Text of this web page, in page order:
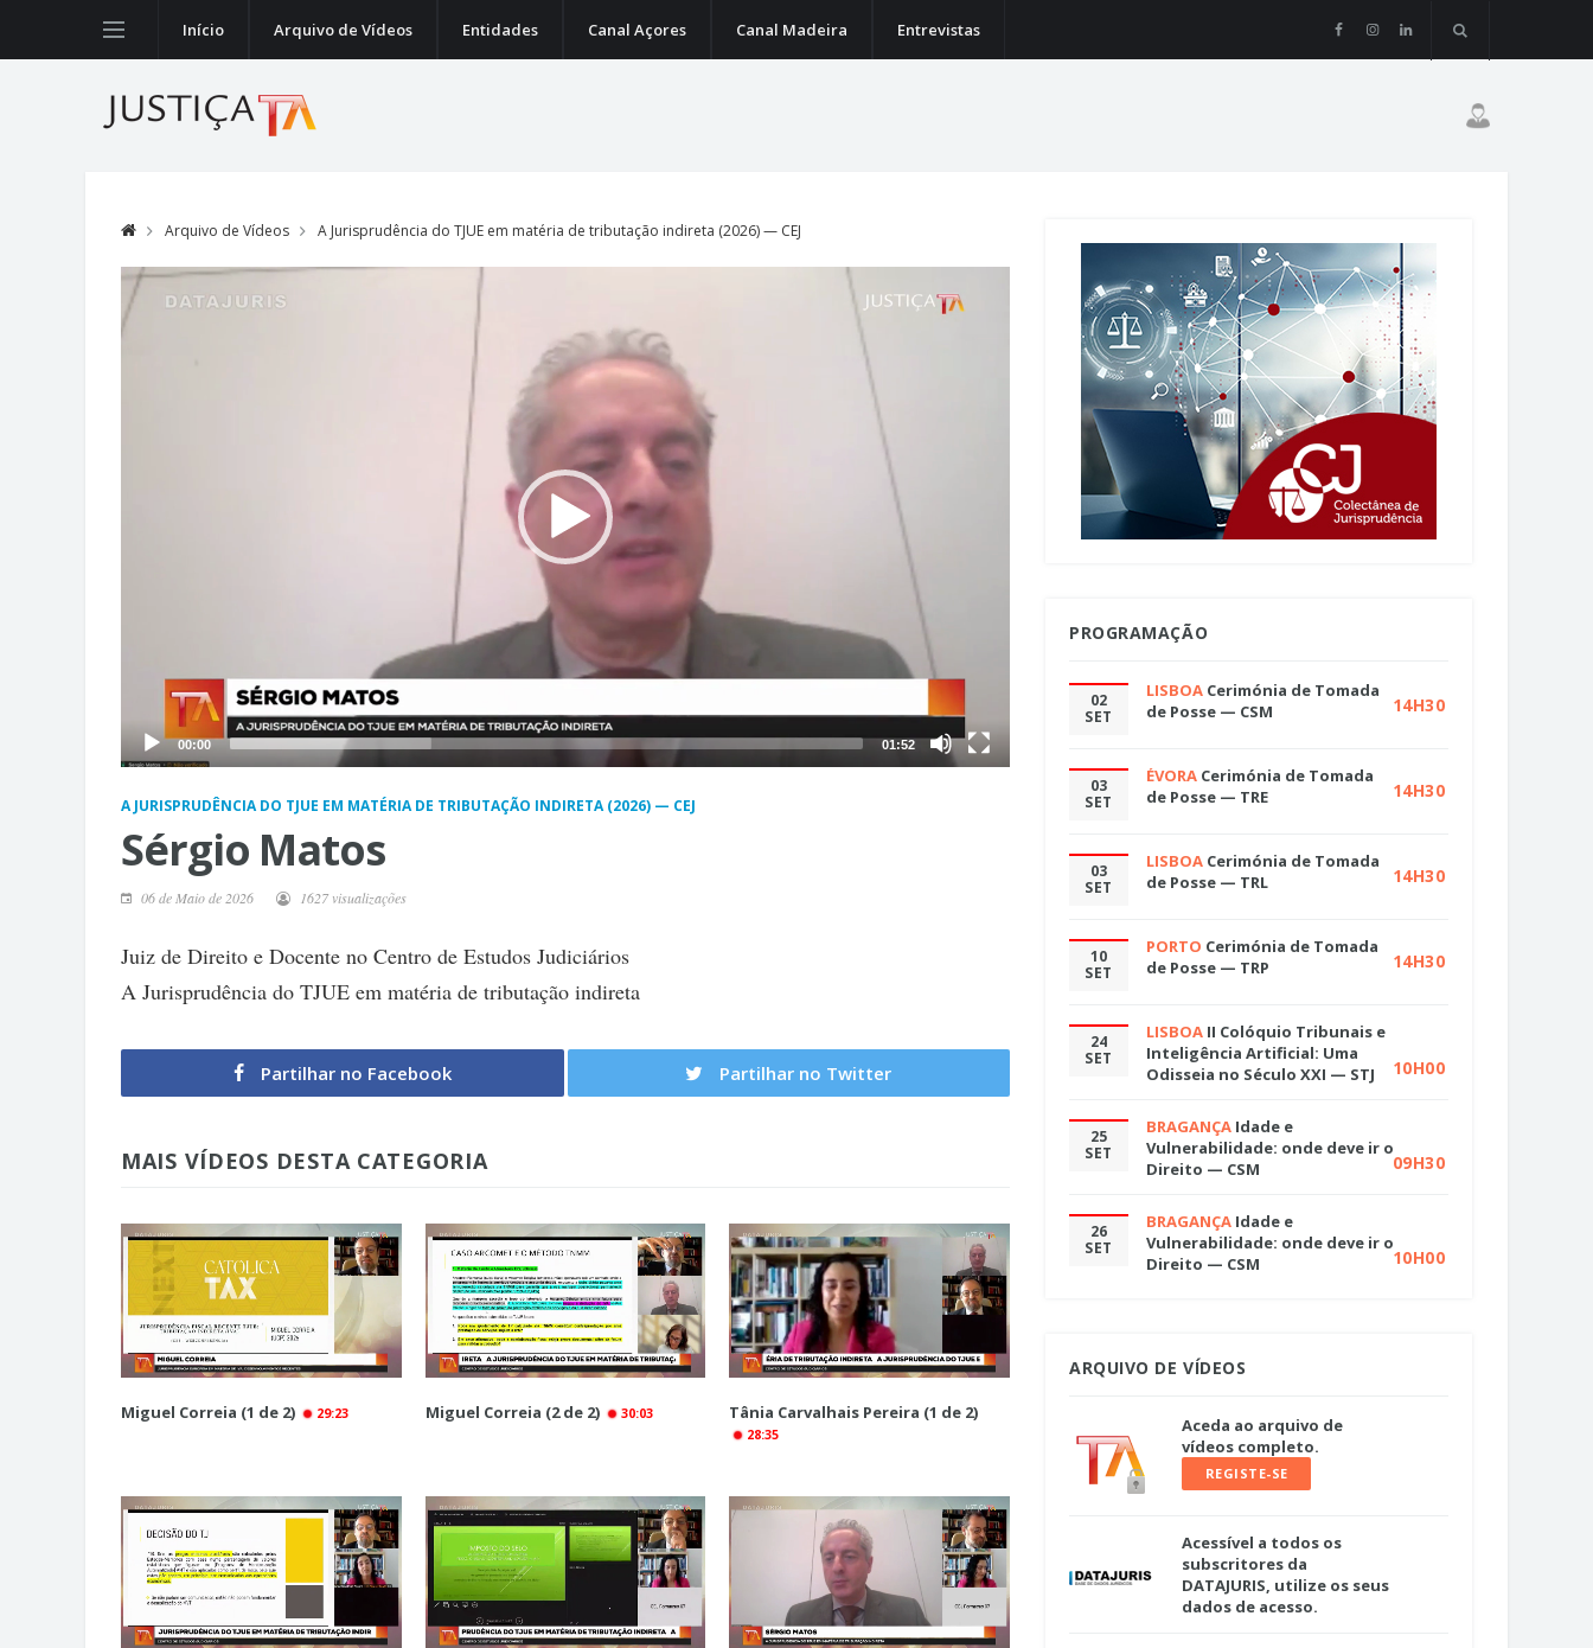
Início Arquivo de Vídeos Entidades Canal Açores Canal Madeira Entrevistas
Arquivo de Vídeos A Jurisprudência do TJUE em matéria de tributação indireta (2026) — CEJ
Video
Player
00:00 01:52
A JURISPRUDÊNCIA DO TJUE EM MATÉRIA DE TRIBUTAÇÃO INDIRETA (2026) — CEJ
Sérgio Matos
06 de Maio de 2026 1627 visualizações
Juiz de Direito e Docente no Centro de Estudos Judiciários
A Jurisprudência do TJUE em matéria de tributação indireta
Partilhar no Facebook Partilhar no Twitter
MAIS VÍDEOS DESTA CATEGORIA
Miguel Correia (1 de 2) 29:23 Miguel Correia (2 de 2) 30:03 Tânia Carvalhais Pereira (1 de 2)
28:35
PROGRAMAÇÃO
02
SET
LISBOA Cerimónia de Tomada
de Posse — CSM
14H30
03
SET
ÉVORA Cerimónia de Tomada
de Posse — TRE
14H30
03
SET
LISBOA Cerimónia de Tomada
de Posse — TRL
14H30
10
SET
PORTO Cerimónia de Tomada
de Posse — TRP
14H30
24
SET
LISBOA II Colóquio Tribunais e
Inteligência Artificial: Uma
Odisseia no Século XXI — STJ
10H00
25
SET
BRAGANÇA Idade e
Vulnerabilidade: onde deve ir o
Direito — CSM
09H30
26
SET
BRAGANÇA Idade e
Vulnerabilidade: onde deve ir o
Direito — CSM
10H00
ARQUIVO DE VÍDEOS
Aceda ao arquivo de
vídeos completo.
REGISTE-SE
Acessível a todos os
subscritores da
DATAJURIS, utilize os seus
dados de acesso.